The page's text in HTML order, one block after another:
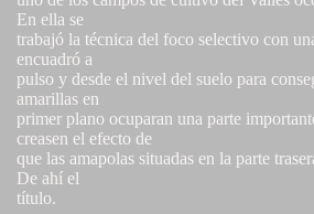
En ella se
trabajó la técnica del foco selectivo con
encuadró a
pulso y desde el nivel del suelo para
amarillas en
primer plano ocuparan una parte
creasen el efecto de
que las amapolas situadas en la parte
De ahí el
título.